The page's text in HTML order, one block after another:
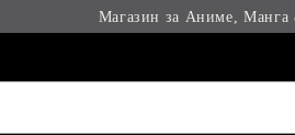
Магазин за Аниме, Манга